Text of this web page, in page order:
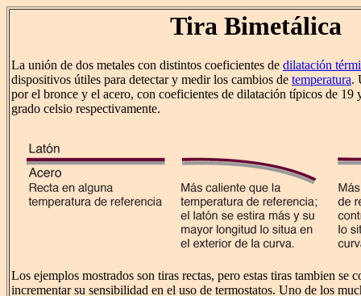
Tira Bimetálica
La unión de dos metales con distintos coeficientes de dilatación
dispositivos útiles para detectar y medir los cambios de temperatura.
por el bronce y el acero, con coeficientes de dilatación típicos de 19
grado celsio respectivamente.
Los ejemplos mostrados son tiras rectas, pero estas tiras tambien se
incrementar su sensibilidad en el uso de termostatos. Uno de los